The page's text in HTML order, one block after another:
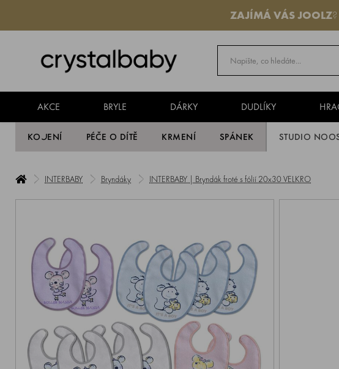
ZAJÍMÁ VÁS JOOLZ
AKCE BRYLE DÁRKY DUDLÍKY
KOJENÍ PÉČE O DÍTĚ KRMENÍ SPÁNEK STUDIO
INTERBABY Bryndáky INTERBABY | Bryndák froté s fólií 20x30 VELKRO